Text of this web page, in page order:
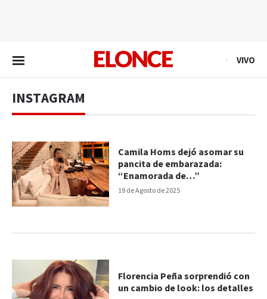
VIVO
INSTAGRAM
19 de Agosto de 2025
Camila Homs dejó asomar su
pancita de embarazada:
“Enamorada de…”
Florencia Peña sorprendió con
un cambio de look: los detalles